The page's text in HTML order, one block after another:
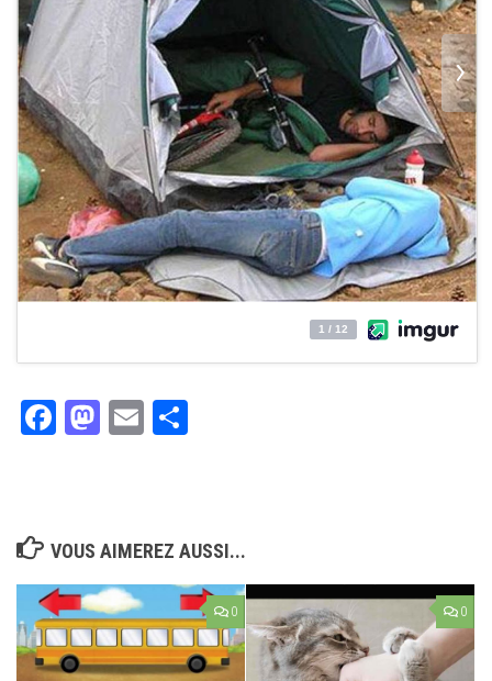
Facebook
Mastodon
Email
VOUS AIMEREZ AUSSI...
0 0